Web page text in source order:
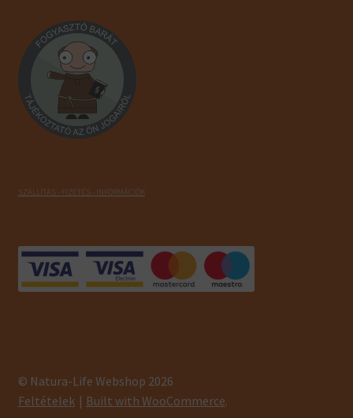
SZÁLLÍTÁS - FIZETÉS - INFORMÁCIÓK
© Natura-Life Webshop 2026
Feltételek
Built with WooCommerce.